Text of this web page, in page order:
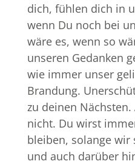
dich, fühlen dich in
wenn Du noch bei
wäre es, wenn so
unseren Gedanken
wie immer unser
Brandung.
zu deinen Nächsten.
nicht. Du wirst
bleiben, solange wir
und auch darüber